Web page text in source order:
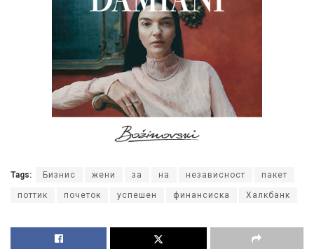
Tags: Бизнис жени за на независност пакет
поттик почеток успешен финансиска Халкбанк